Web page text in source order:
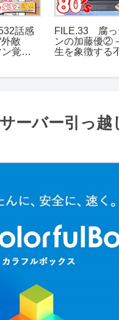
話感
敵
覚醒
FILE.33 腐っ
ンの加藤優②
生を象徴する
ーバー引っ